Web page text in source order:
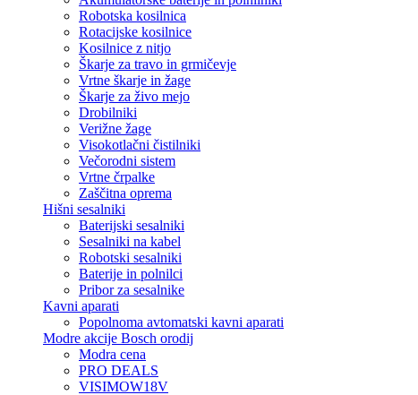
Robotska kosilnica
Rotacijske kosilnice
Kosilnice z nitjo
Škarje za travo in grmičevje
Vrtne škarje in žage
Škarje za živo mejo
Drobilniki
Verižne žage
Visokotlačni čistilniki
Večorodni sistem
Vrtne črpalke
Zaščitna oprema
Hišni sesalniki
Baterijski sesalniki
Sesalniki na kabel
Robotski sesalniki
Baterije in polnilci
Pribor za sesalnike
Kavni aparati
Popolnoma avtomatski kavni aparati
Modre akcije Bosch orodij
Modra cena
PRO DEALS
VISIMOW18V